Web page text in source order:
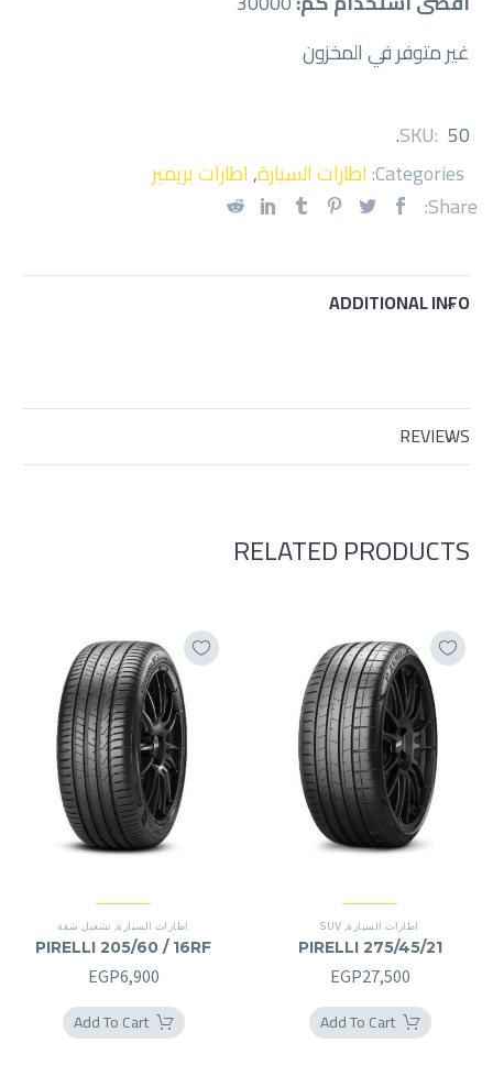
غير متوفر في المخزون
SKU: 50
.
Categories: اطارات السيارة,اطارات بريمير
Share:
ADDITIONAL INFO
REVIEWS
RELATED PRODUCTS
اطارات السيارة,
SUV
PIRELLI 275/45/21
EGP27,500
Add To Cart
اطارات السيارة, تشغيل شقة
PIRELLI 205/60 / 16RF
EGP6,900
Add To Cart